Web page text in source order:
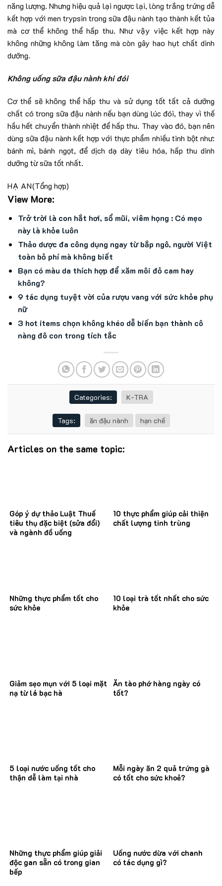
năng lượng. Nhưng hiệu quả lại ngược lại, lòng trắng trứng dễ
kết hợp với men trypsin trong sữa đậu nành tạo thành kết tủa
mà cơ thể không thể hấp thu. Như vậy việc kết hợp này
không những không làm tăng mà còn gây hao hụt chất dinh
dưỡng.
Không uống sữa đậu nành khi đói
Cơ thể sẽ không thể hấp thu và sử dụng tốt tất cả dưỡng
chất có trong sữa đậu nành nếu bạn dùng lúc đói, thay vì thế
hầu hết chuyển thành nhiệt để hấp thu. Thay vào đó, bạn nên
dùng sữa đậu nành kết hợp với thực phẩm nhiều tinh bột như:
bánh mì, bánh ngọt, để dịch dạ dày tiêu hóa, hấp thu dinh
dưỡng từ sữa tốt nhất.
HẠ AN(Tổng hợp)
View More:
Trở trời là con hắt hơi, sổ mũi, viêm họng : Có mẹo
này là khỏe luôn
Thảo dược đa công dụng ngay từ bắp ngô, người Việt
toàn bỏ phí mà không biết
Bạn có màu da thích hợp để xăm môi đỏ cam hay
không?
9 tác dụng tuyệt vời của rượu vang với sức khỏe phụ
nữ
3 hot items chọn không khéo dễ biến bạn thành cô
nàng đô con trong tích tắc
Categories: K-TRA
Tags: ăn đậu nành hạn chế
Articles on the same topic:
Góp ý dự thảo Luật Thuế
tiêu thụ đặc biệt (sửa đổi)
và ngành đồ uống
10 thực phẩm giúp cải thiện
chất lượng tinh trùng
Những thực phẩm tốt cho
sức khỏe
10 loại trà tốt nhất cho sức
khỏe
Giảm sẹo mụn với 5 loại mặt
nạ từ lá bạc hà
Ăn tào phớ hàng ngày có
tốt?
5 loại nước uống tốt cho
thận dễ làm tại nhà
Mỗi ngày ăn 2 quả trứng gà
có tốt cho sức khoẻ?
Những thực phẩm giúp giải
độc gan sẵn có trong gian
bếp
Uống nước dừa với chanh
có tác dụng gì?